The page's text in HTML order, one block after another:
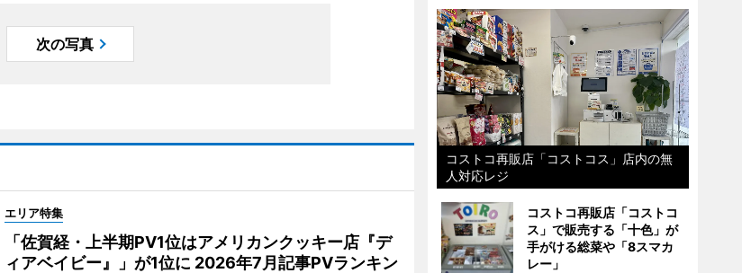
次の写真
エリア特集
「佐賀経・上半期PV1位はアメリカンクッキー店『デ
ィアベイビー』」が1位に 2026年7月記事PVランキン
コストコ再販店「コストコス」店内の無
人対応レジ
コストコ再販店「コストコ
ス」で販売する「十色」が
手がける総菜や「8スマカ
レー」